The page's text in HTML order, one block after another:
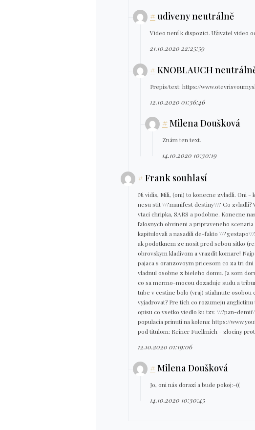
#udiveny neutrálně
Video není k dispozici. Uživatel video
21.10.2020 22:25:59
#KNOBLAUCH
Prepis/text: https://
12.10.2020 01:36:46
#Milena Doušková
Znám ten text.
14.10.2020 10:30:19
#Frank souhlasí
Ni vidis, Mili, (oni) to konecne zvladli. Oni -
nesu stit \\\"manifest destiny\\\" Co zvladli?
vtaci chripka, SARS a podobne. Konecne
falosnych obvineni a pripraveneho
kapitulovali a nasadili de-fakto
ak podotknem ze nosit pred sebou sitko
obrovskym kladivom a vrazdit komare!
pajaca s oranzovoym pricesom co za tri
vladnul osobne z bieleho domu. Ja som
co sa mermo-mocou dozaduje sudu a
tube v cestine bolo (vraj) stiahnute osobou
vyjadrovat? Pre tich co rozumeju
opisu co vsetko viedlo ku tzv. \\\"pan-
populacia prinuti na kolena: https://
pod titulom: Reiner Fuellmich - zlociny
12.10.2020 01:19:06
#Milena Doušková
Jo, oni nás dorazí a bude pokoj:-((
14.10.2020 10:30:45